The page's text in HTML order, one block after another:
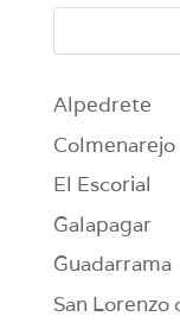
Alpedrete
Colmenarejo
El Escorial
Galapagar
Guadarrama
San Lorenzo